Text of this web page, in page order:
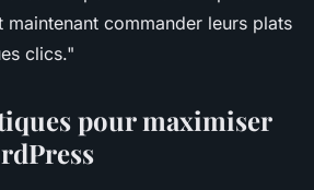
maintenant commander leurs plats
clics."
pour maximiser